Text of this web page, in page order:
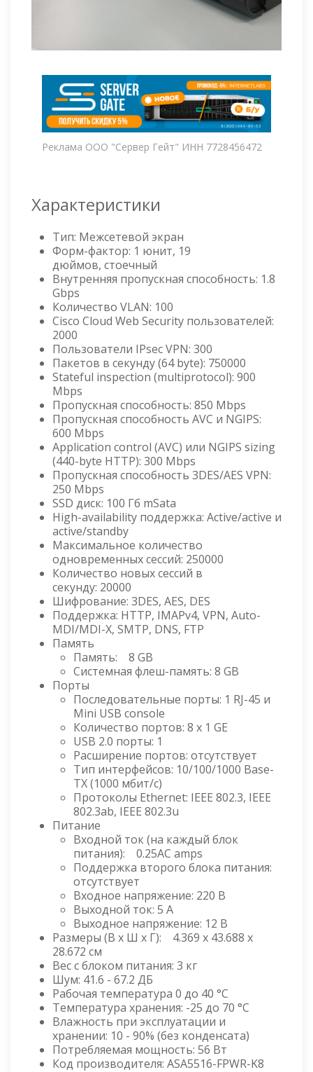
Реклама ООО "Сервер Гейт" ИНН 7728456472
Характеристики
Тип: Межсетевой экран
Форм-фактор: 1 юнит, 19
дюймов, стоечный
Внутренняя пропускная способность: 1.8
Gbps
Количество VLAN: 100
Cisco Cloud Web Security пользователей:
2000
Пользователи IPsec VPN: 300
Пакетов в секунду (64 byte): 750000
Stateful inspection (multiprotocol): 900
Mbps
Пропускная способность: 850 Mbps
Пропускная способность AVC и NGIPS:
600 Mbps
Application control (AVC) или NGIPS sizing
(440-byte HTTP): 300 Mbps
Пропускная способность 3DES/AES VPN:
250 Mbps
SSD диск: 100 Гб mSata
High-availability поддержка: Active/active и
active/standby
Максимальное количество
одновременных сессий: 250000
Количество новых сессий в
секунду: 20000
Шифрование: 3DES, AES, DES
Поддержка: HTTP, IMAPv4, VPN, Auto-
MDI/MDI-X, SMTP, DNS, FTP
Память
Память: 8 GB
Системная флеш-память: 8 GB
Порты
Последовательные порты: 1 RJ-45 и
Mini USB console
Количество портов: 8 x 1 GE
USB 2.0 порты: 1
Расширение портов: отсутствует
Тип интерфейсов: 10/100/1000 Base-
TX (1000 мбит/с)
Протоколы Ethernet: IEEE 802.3, IEEE
802.3ab, IEEE 802.3u
Питание
Входной ток (на каждый блок
питания): 0.25AC amps
Поддержка второго блока питания:
отсутствует
Входное напряжение: 220 В
Выходной ток: 5 А
Выходное напряжение: 12 В
Размеры (В x Ш x Г): 4.369 x 43.688 x
28.672 см
Вес с блоком питания: 3 кг
Шум: 41.6 - 67.2 ДБ
Рабочая температура 0 до 40 °С
Температура хранения: -25 до 70 °С
Влажность при эксплуатации и
хранении: 10 - 90% (без конденсата)
Потребляемая мощность: 56 Вт
Код производителя: ASA5516-FPWR-K8